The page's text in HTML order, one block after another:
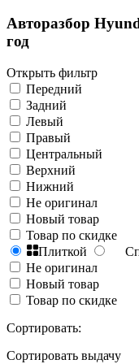
Авторазбор
год
Открыть фильтр
Передний
Задний
Левый
Правый
Центральный
Верхний
Нижний
Не оригинал
Новый товар
Товар по скидке
Плиткой
Не оригинал
Новый товар
Товар по скидке
Сортировать:
Сортировать выдачу